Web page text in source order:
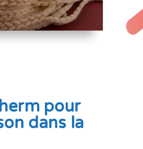
pour
dans la